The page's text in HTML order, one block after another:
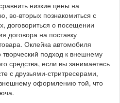
низкие цены на
во-вторых познакомиться с
договориться о посещении
договора на поставку
Оклейка автомобиля
подход к внешнему
средства, если вы занимаетесь
с друзьями-стритресерами,
оформлению той, что